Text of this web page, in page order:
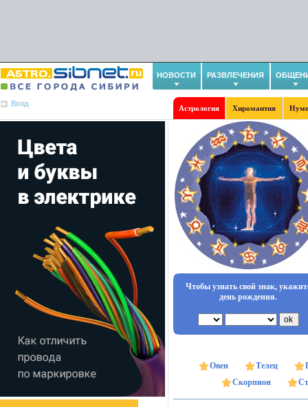
НОВОСТИ РАЗВЛЕЧЕНИЯ
Вход
Астрология Хиромантия
Чтобы узнать свой знак,
день рождения.
Овен Телец
Скорпион